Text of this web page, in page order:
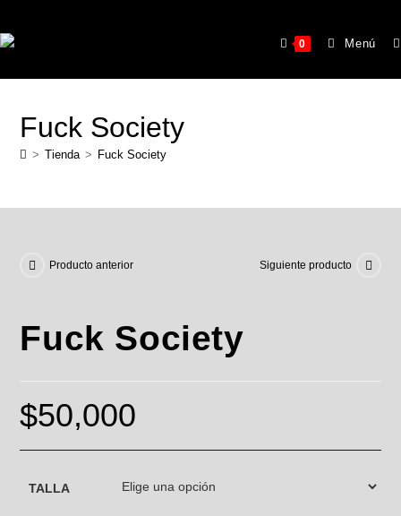
0 Menú
Fuck Society
> Tienda > Fuck Society
Producto anterior Siguiente producto
Fuck Society
$50,000
TALLA